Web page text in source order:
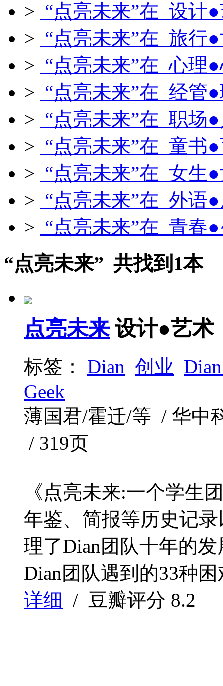
> “点亮未来”在 设计
> “点亮未来”在 旅行
> “点亮未来”在 心理
> “点亮未来”在 经管
> “点亮未来”在 职场
> “点亮未来”在 童书
> “点亮未来”在 女生
> “点亮未来”在 外语
> “点亮未来”在 青春
“点亮未来” 共找到1本
点亮未来 设计●艺术
标签： Dian 创业
Geek
薄国君/霍迁/等 / 华中
/ 319页
《点亮未来:一个学生
年鉴、简报等历史记
理了Dian团队十年的
Dian团队遇到的33种
详细 / 豆瓣评分 8.2